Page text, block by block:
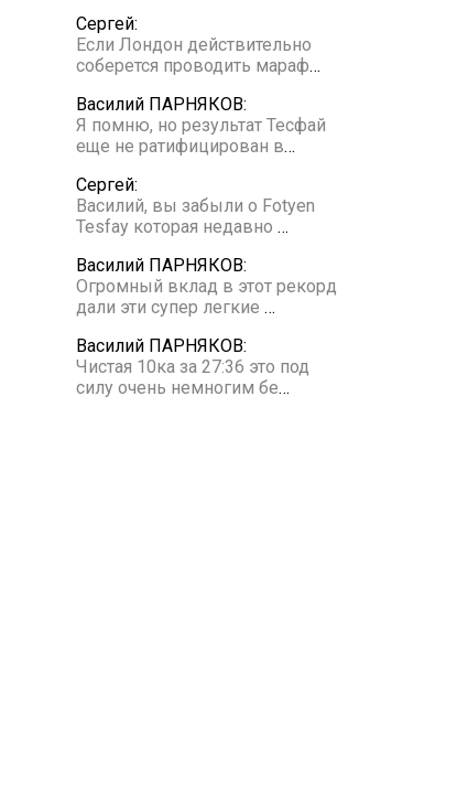
Сергей:
Если Лондон действительно
соберется проводить мараф…
Василий ПАРНЯКОВ:
Я помню, но результат Тесфай
еще не ратифицирован в…
Сергей:
Василий, вы забыли о Fotyen
Tesfay которая недавно …
Василий ПАРНЯКОВ:
Огромный вклад в этот рекорд
дали эти супер легкие …
Василий ПАРНЯКОВ:
Чистая 10ка за 27:36 это под
силу очень немногим бе…